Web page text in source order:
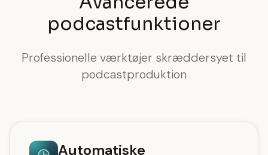
podcastfunktioner
Professionelle værktøjer skræddersyet til
podcastproduktion
Automatiske